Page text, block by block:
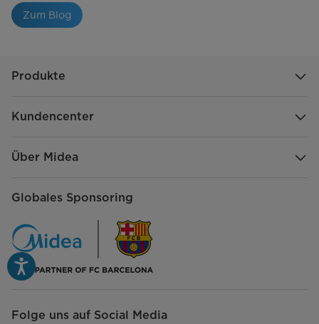
Zum Blog
Produkte
Kundencenter
Über Midea
Globales Sponsoring
Folge uns auf Social Media